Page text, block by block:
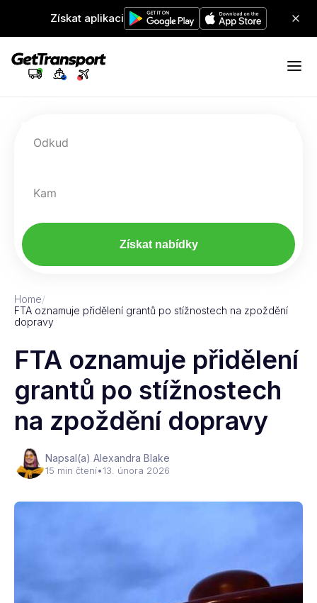
Získat aplikaci
Odkud
Kam
Získat nabídky
Home/
FTA oznamuje přidělení grantů po stížnostech na zpoždění
dopravy
FTA oznamuje přidělení
grantů po stížnostech
na zpoždění dopravy
Napsal(a) Alexandra Blake
15 min čtení•13. února 2026